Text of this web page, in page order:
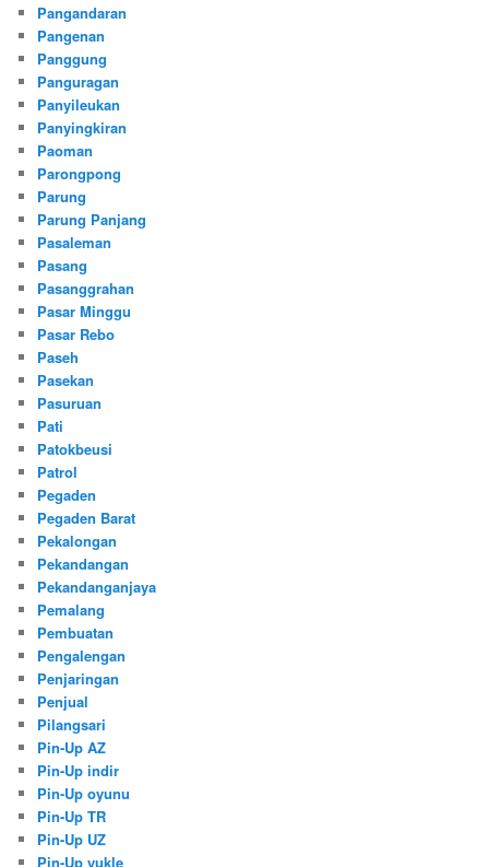
Pangandaran
Pangenan
Panggung
Panguragan
Panyileukan
Panyingkiran
Paoman
Parongpong
Parung
Parung Panjang
Pasaleman
Pasang
Pasanggrahan
Pasar Minggu
Pasar Rebo
Paseh
Pasekan
Pasuruan
Pati
Patokbeusi
Patrol
Pegaden
Pegaden Barat
Pekalongan
Pekandangan
Pekandanganjaya
Pemalang
Pembuatan
Pengalengan
Penjaringan
Penjual
Pilangsari
Pin-Up AZ
Pin-Up indir
Pin-Up oyunu
Pin-Up TR
Pin-Up UZ
Pin-Up yukle